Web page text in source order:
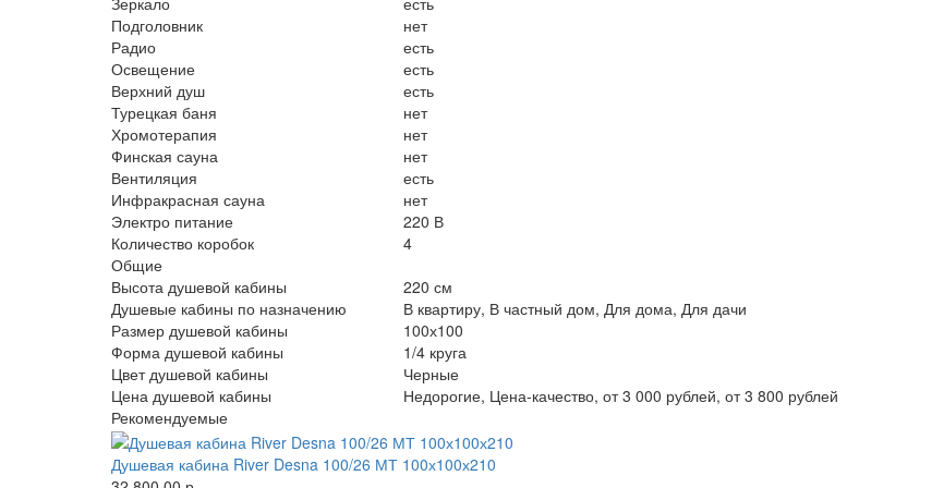
Подголовник
нет
Радио
есть
Освещение
есть
Верхний душ
есть
Турецкая баня
нет
Хромотерапия
нет
Финская сауна
нет
Вентиляция
есть
Инфракрасная сауна
нет
Электро питание
220 В
Количество коробок
4
Общие
Высота душевой кабины
220 см
Душевые кабины по назначению
В квартиру, В частный дом, Для дома, Для дачи
Размер душевой кабины
100х100
Форма душевой кабины
1/4 круга
Цвет душевой кабины
Черные
Цена душевой кабины
Недорогие, Цена-качество, от 3 000 рублей, от 3 800 рублей
Рекомендуемые
Душевая кабина River Desna 100/26 МТ 100х100х210